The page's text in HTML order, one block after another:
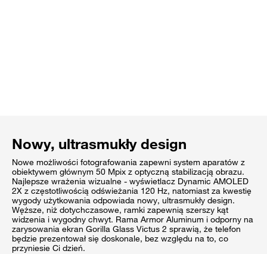
Nowy, ultrasmukły design
Nowe możliwości fotografowania zapewni system aparatów z
obiektywem głównym 50 Mpix z optyczną stabilizacją obrazu.
Najlepsze wrażenia wizualne - wyświetlacz Dynamic AMOLED
2X z częstotliwością odświeżania 120 Hz, natomiast za kwestię
wygody użytkowania odpowiada nowy, ultrasmukły design.
Węższe, niż dotychczasowe, ramki zapewnią szerszy kąt
widzenia i wygodny chwyt. Rama Armor Aluminum i odporny na
zarysowania ekran Gorilla Glass Victus 2 sprawią, że telefon
będzie prezentował się doskonale, bez względu na to, co
przyniesie Ci dzień.